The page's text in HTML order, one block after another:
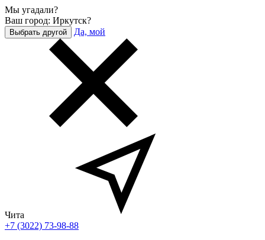
Мы угадали?
Ваш город: Иркутск?
Выбрать другой Да, мой
Чита
+7 (3022) 73-98-88